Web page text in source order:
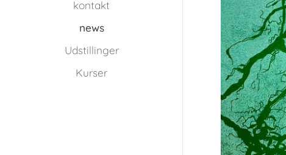
kontakt
news
Udstillinger
Kurser